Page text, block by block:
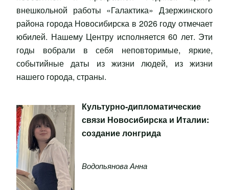
внешкольной работы «Галактика» Дзержинского
района города Новосибирска в 2026 году отмечает
юбилей. Нашему Центру исполняется 60 лет. Эти
годы вобрали в себя неповторимые, яркие,
событийные даты из жизни людей, из жизни
нашего города, страны.
Культурно-дипломатические
связи Новосибирска и Италии:
создание лонгрида
Водопьянова Анна